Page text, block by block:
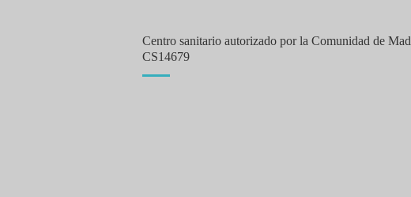
Centro sanitario autorizado por la Comunidad de
CS14679